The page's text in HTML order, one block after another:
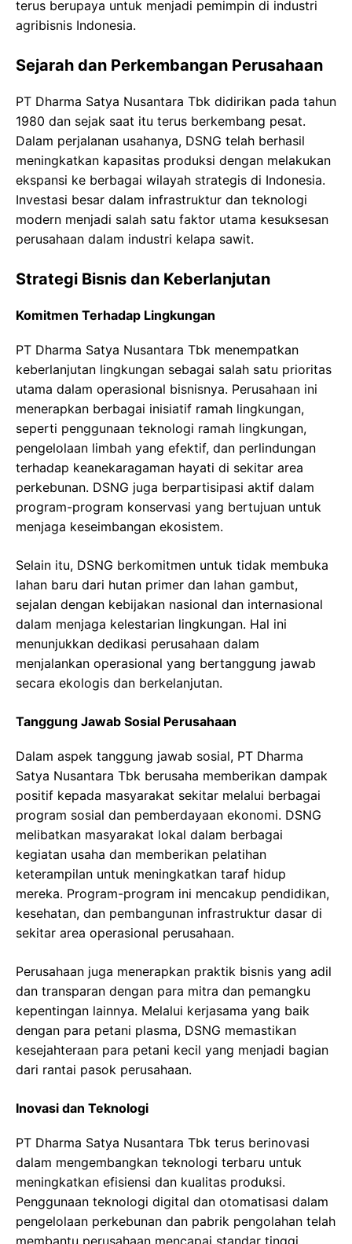
terus berupaya untuk menjadi pemimpin di industri
agribisnis Indonesia.
Sejarah dan Perkembangan Perusahaan
PT Dharma Satya Nusantara Tbk didirikan pada tahun
1980 dan sejak saat itu terus berkembang pesat.
Dalam perjalanan usahanya, DSNG telah berhasil
meningkatkan kapasitas produksi dengan melakukan
ekspansi ke berbagai wilayah strategis di Indonesia.
Investasi besar dalam infrastruktur dan teknologi
modern menjadi salah satu faktor utama kesuksesan
perusahaan dalam industri kelapa sawit.
Strategi Bisnis dan Keberlanjutan
Komitmen Terhadap Lingkungan
PT Dharma Satya Nusantara Tbk menempatkan
keberlanjutan lingkungan sebagai salah satu prioritas
utama dalam operasional bisnisnya. Perusahaan ini
menerapkan berbagai inisiatif ramah lingkungan,
seperti penggunaan teknologi ramah lingkungan,
pengelolaan limbah yang efektif, dan perlindungan
terhadap keanekaragaman hayati di sekitar area
perkebunan. DSNG juga berpartisipasi aktif dalam
program-program konservasi yang bertujuan untuk
menjaga keseimbangan ekosistem.
Selain itu, DSNG berkomitmen untuk tidak membuka
lahan baru dari hutan primer dan lahan gambut,
sejalan dengan kebijakan nasional dan internasional
dalam menjaga kelestarian lingkungan. Hal ini
menunjukkan dedikasi perusahaan dalam
menjalankan operasional yang bertanggung jawab
secara ekologis dan berkelanjutan.
Tanggung Jawab Sosial Perusahaan
Dalam aspek tanggung jawab sosial, PT Dharma
Satya Nusantara Tbk berusaha memberikan dampak
positif kepada masyarakat sekitar melalui berbagai
program sosial dan pemberdayaan ekonomi. DSNG
melibatkan masyarakat lokal dalam berbagai
kegiatan usaha dan memberikan pelatihan
keterampilan untuk meningkatkan taraf hidup
mereka. Program-program ini mencakup pendidikan,
kesehatan, dan pembangunan infrastruktur dasar di
sekitar area operasional perusahaan.
Perusahaan juga menerapkan praktik bisnis yang adil
dan transparan dengan para mitra dan pemangku
kepentingan lainnya. Melalui kerjasama yang baik
dengan para petani plasma, DSNG memastikan
kesejahteraan para petani kecil yang menjadi bagian
dari rantai pasok perusahaan.
Inovasi dan Teknologi
PT Dharma Satya Nusantara Tbk terus berinovasi
dalam mengembangkan teknologi terbaru untuk
meningkatkan efisiensi dan kualitas produksi.
Penggunaan teknologi digital dan otomatisasi dalam
pengelolaan perkebunan dan pabrik pengolahan telah
membantu perusahaan mencapai standar tinggi